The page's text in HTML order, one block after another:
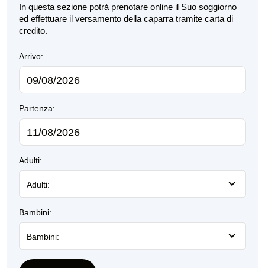
In questa sezione potrà prenotare online il Suo soggiorno
ed effettuare il versamento della caparra tramite carta di
credito.
Arrivo:
Partenza:
Adulti:
Adulti:
Bambini:
Bambini: